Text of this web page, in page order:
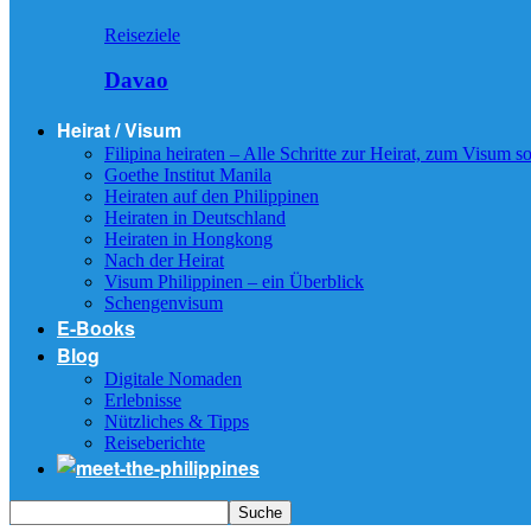
Reiseziele
Davao
Heirat / Visum
Filipina heiraten – Alle Schritte zur Heirat, zum Visum
Goethe Institut Manila
Heiraten auf den Philippinen
Heiraten in Deutschland
Heiraten in Hongkong
Nach der Heirat
Visum Philippinen – ein Überblick
Schengenvisum
E-Books
Blog
Digitale Nomaden
Erlebnisse
Nützliches & Tipps
Reiseberichte